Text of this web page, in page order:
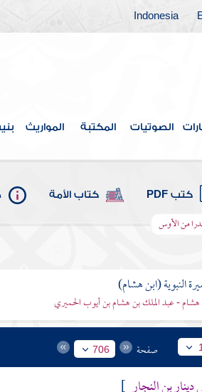
Indonesia
الصوتيات المكتبة المواريث
كتب PDF كتاب الأمة
من الأوس
النبوية (ابن هشام)
هشام - عبد الملك بن هشام بن أيوب الحميري
1 صفحة 706